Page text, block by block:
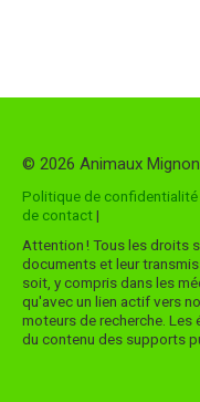
© 2026 Animaux
Politique de confidentialité
de contact|
Attention ! Tous les droits
documents et leur
soit, y compris dans les
qu'avec un lien actif vers
moteurs de recherche.
du contenu des supports